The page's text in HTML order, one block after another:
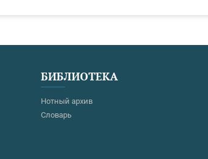
БИБЛИОТЕКА
Нотный архив
Словарь